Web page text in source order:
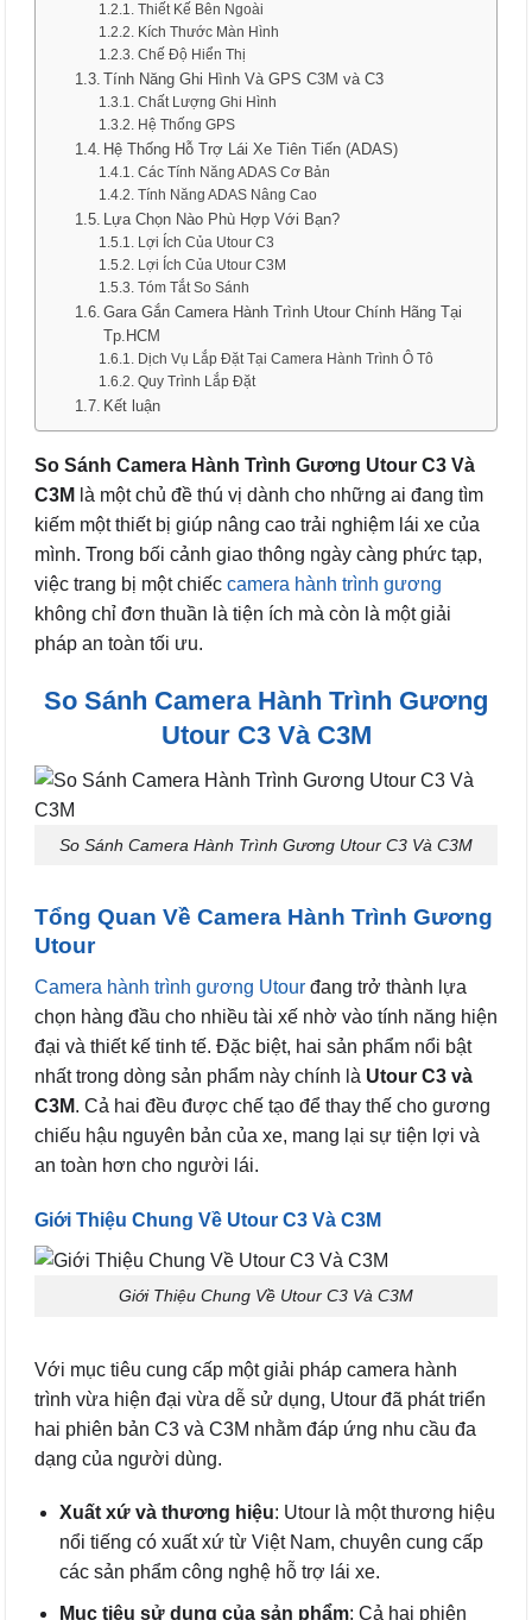
Thiết Kế Bên Ngoài
Kích Thước Màn Hình
Chế Độ Hiển Thị
Tính Năng Ghi Hình Và GPS C3M và C3
Chất Lượng Ghi Hình
Hệ Thống GPS
Hệ Thống Hỗ Trợ Lái Xe Tiên Tiến (ADAS)
Các Tính Năng ADAS Cơ Bản
Tính Năng ADAS Nâng Cao
Lựa Chọn Nào Phù Hợp Với Bạn?
Lợi Ích Của Utour C3
Lợi Ích Của Utour C3M
Tóm Tắt So Sánh
Gara Gắn Camera Hành Trình Utour Chính Hãng Tại
Tp.HCM
Dịch Vụ Lắp Đặt Tại Camera Hành Trình Ô Tô
Quy Trình Lắp Đặt
Kết luận
So Sánh Camera Hành Trình Gương Utour C3 Và
C3M là một chủ đề thú vị dành cho những ai đang tìm
kiếm một thiết bị giúp nâng cao trải nghiệm lái xe của
mình. Trong bối cảnh giao thông ngày càng phức tạp,
việc trang bị một chiếc camera hành trình gương
không chỉ đơn thuần là tiện ích mà còn là một giải
pháp an toàn tối ưu.
So Sánh Camera Hành Trình Gương
Utour C3 Và C3M
So Sánh Camera Hành Trình Gương Utour C3 Và C3M
Tổng Quan Về Camera Hành Trình Gương
Utour
Camera hành trình gương Utour đang trở thành lựa
chọn hàng đầu cho nhiều tài xế nhờ vào tính năng hiện
đại và thiết kế tinh tế. Đặc biệt, hai sản phẩm nổi bật
nhất trong dòng sản phẩm này chính là Utour C3 và
C3M. Cả hai đều được chế tạo để thay thế cho gương
chiếu hậu nguyên bản của xe, mang lại sự tiện lợi và
an toàn hơn cho người lái.
Giới Thiệu Chung Về Utour C3 Và C3M
Giới Thiệu Chung Về Utour C3 Và C3M
Với mục tiêu cung cấp một giải pháp camera hành
trình vừa hiện đại vừa dễ sử dụng, Utour đã phát triển
hai phiên bản C3 và C3M nhằm đáp ứng nhu cầu đa
dạng của người dùng.
Xuất xứ và thương hiệu: Utour là một thương hiệu
nổi tiếng có xuất xứ từ Việt Nam, chuyên cung cấp
các sản phẩm công nghệ hỗ trợ lái xe.
Mục tiêu sử dụng của sản phẩm: Cả hai phiên